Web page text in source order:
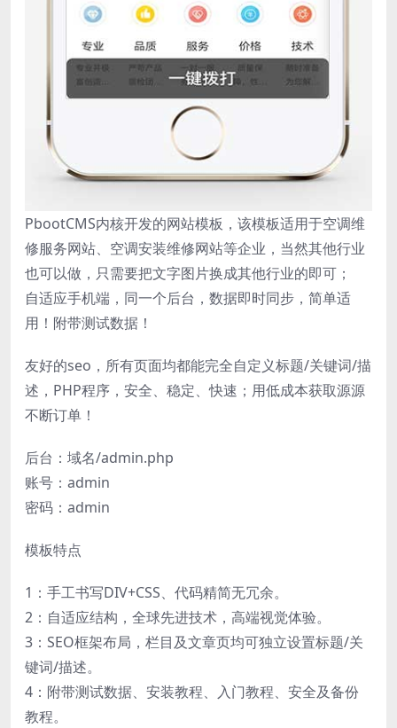
PbootCMS内核开发的网站模板，该模板适用于空调维
修服务网站、空调安装维修网站等企业，当然其他行业
也可以做，只需要把文字图片换成其他行业的即可；
自适应手机端，同一个后台，数据即时同步，简单适
用！附带测试数据！
友好的seo，所有页面均都能完全自定义标题/关键词/描
述，PHP程序，安全、稳定、快速；用低成本获取源源
不断订单！
后台：域名/admin.php
账号：admin
密码：admin
模板特点
1：手工书写DIV+CSS、代码精简无冗余。
2：自适应结构，全球先进技术，高端视觉体验。
3：SEO框架布局，栏目及文章页均可独立设置标题/关
键词/描述。
4：附带测试数据、安装教程、入门教程、安全及备份
教程。